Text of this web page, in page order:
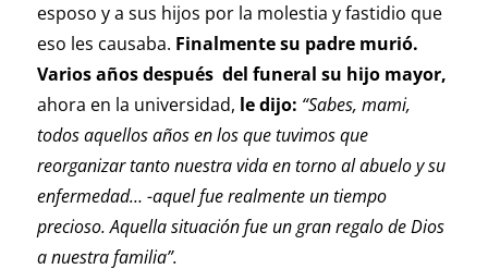
esposo y a sus hijos por la molestia y fastidio que
eso les causaba. Finalmente su padre murió.
Varios años después del funeral su hijo mayor,
ahora en la universidad, le dijo: “Sabes, mami,
todos aquellos años en los que tuvimos que
reorganizar tanto nuestra vida en torno al abuelo y su
enfermedad… -aquel fue realmente un tiempo
precioso. Aquella situación fue un gran regalo de Dios
a nuestra familia”.